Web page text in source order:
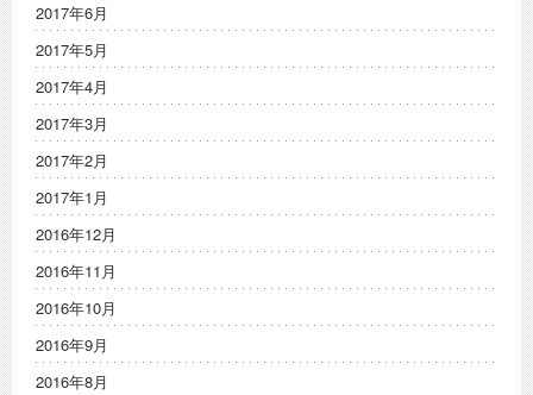
2017年6月
2017年5月
2017年4月
2017年3月
2017年2月
2017年1月
2016年12月
2016年11月
2016年10月
2016年9月
2016年8月